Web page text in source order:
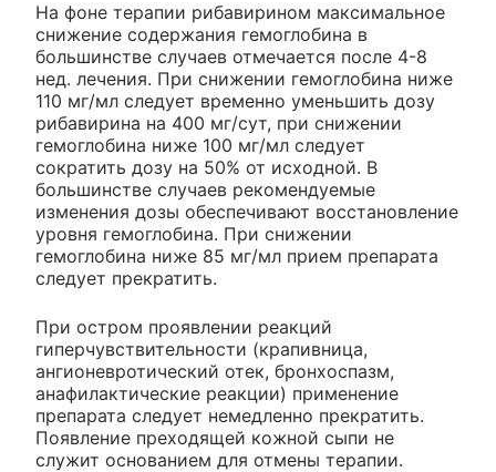
На фоне терапии рибавирином максимальное
снижение содержания гемоглобина в
большинстве случаев отмечается после 4-8
нед. лечения. При снижении гемоглобина ниже
110 мг/мл следует временно уменьшить дозу
рибавирина на 400 мг/сут, при снижении
гемоглобина ниже 100 мг/мл следует
сократить дозу на 50% от исходной. В
большинстве случаев рекомендуемые
изменения дозы обеспечивают восстановление
уровня гемоглобина. При снижении
гемоглобина ниже 85 мг/мл прием препарата
следует прекратить.
При остром проявлении реакций
гиперчувствительности (крапивница,
ангионевротический отек, бронхоспазм,
анафилактические реакции) применение
препарата следует немедленно прекратить.
Появление преходящей кожной сыпи не
служит основанием для отмены терапии.